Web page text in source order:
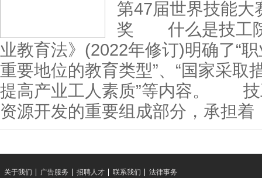
第47届世界技能大
奖 什么是技工
业教育法》(2022年修订)明确了“
重要地位的教育类型”、“国家采取
提高产业工人素质”等内容。 技
资源开发的重要组成部分，承担着
法律事务
联系我们
招聘人才
广告服务
关于我们